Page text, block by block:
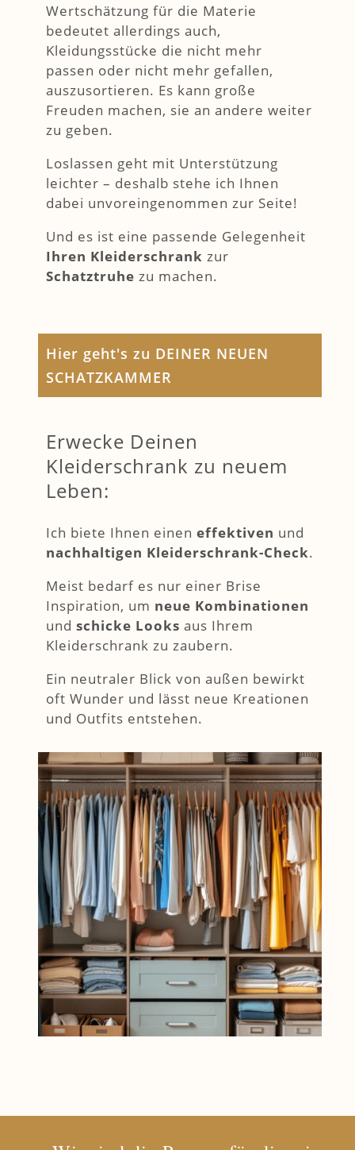
Wertschätzung für die Materie
bedeutet allerdings auch,
Kleidungsstücke die nicht mehr
passen oder nicht mehr gefallen,
auszusortieren. Es kann große
Freuden machen, sie an andere weiter
zu geben.
Loslassen geht mit Unterstützung
leichter – deshalb stehe ich Ihnen
dabei unvoreingenommen zur Seite!
Und es ist eine passende Gelegenheit
Ihren Kleiderschrank zur
Schatztruhe zu machen.
Hier geht's zu DEINER NEUEN
SCHATZKAMMER
Erwecke Deinen
Kleiderschrank zu neuem
Leben:
Ich biete Ihnen einen effektiven und
nachhaltigen Kleiderschrank-Check.
Meist bedarf es nur einer Brise
Inspiration, um neue Kombinationen
und schicke Looks aus Ihrem
Kleiderschrank zu zaubern.
Ein neutraler Blick von außen bewirkt
oft Wunder und lässt neue Kreationen
und Outfits entstehen.